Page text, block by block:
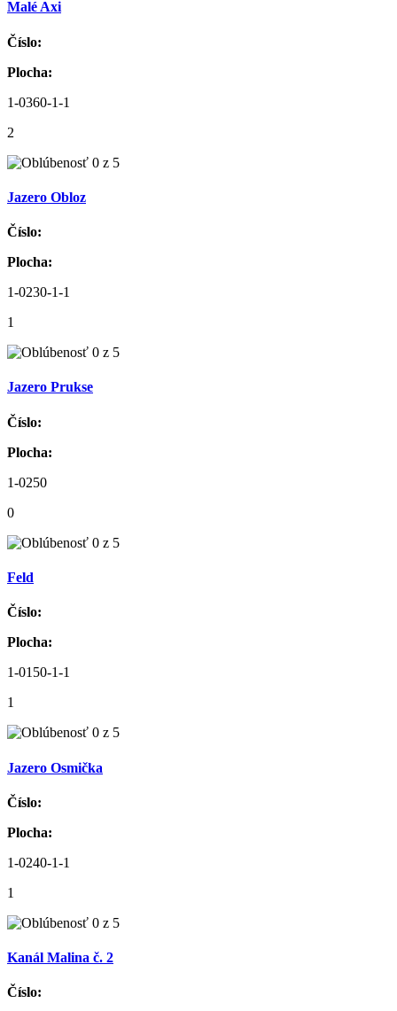
Malé Axi
Číslo:
Plocha:
1-0360-1-1
2
Jazero Obloz
Číslo:
Plocha:
1-0230-1-1
1
Jazero Prukse
Číslo:
Plocha:
1-0250
0
Feld
Číslo:
Plocha:
1-0150-1-1
1
Jazero Osmička
Číslo:
Plocha:
1-0240-1-1
1
Kanál Malina č. 2
Číslo: